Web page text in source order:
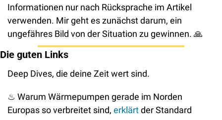
Informationen nur nach Rücksprache im Artikel
verwenden. Mir geht es zunächst darum, ein
ungefähres Bild von der Situation zu gewinnen. 🙏
Die guten Links
Deep Dives, die deine Zeit wert sind.
♨ Warum Wärmepumpen gerade im Norden
Europas so verbreitet sind, erklärt der Standard